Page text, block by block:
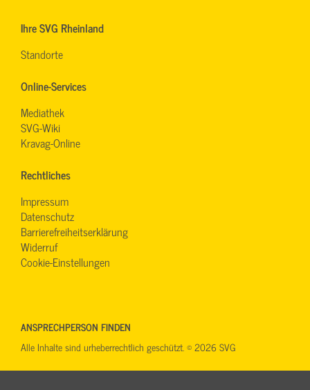
Ihre SVG Rheinland
Standorte
Online-Services
Mediathek
SVG-Wiki
Kravag-Online
Rechtliches
Impressum
Datenschutz
Barrierefreiheitserklärung
Widerruf
Cookie-Einstellungen
ANSPRECHPERSON FINDEN
Alle Inhalte sind urheberrechtlich geschützt. © 2026 SVG